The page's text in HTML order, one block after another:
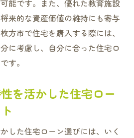
やネットワークを活用した情
ン選びにおける地域の協力
住宅ローン契約に向けたステ
すべき重要事項一覧
能です。また、優れた教育施設
来的な資産価値の維持にも寄与
方市で住宅を購入する際には、
に考慮し、自分に合った住宅ロ
す。
を活かした住宅ロー
した住宅ローン選びには、いく